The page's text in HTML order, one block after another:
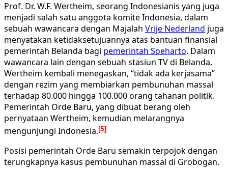
Prof. Dr. W.F. Wertheim, seorang Indonesianis yang juga
menjadi salah satu anggota komite Indonesia, dalam
sebuah wawancara dengan Majalah Vrije Nederland juga
menyatakan ketidaksetujuannya atas bantuan finansial
pemerintah Belanda bagi pemerintah Soeharto. Dalam
wawancara lain dengan sebuah stasiun TV di Belanda,
Wertheim kembali menegaskan, “tidak ada kerjasama”
dengan rezim yang membiarkan pembunuhan massal
terhadap 80.000 hingga 100.000 orang tahanan politik.
Pemerintah Orde Baru, yang dibuat berang oleh
pernyataan Wertheim, kemudian melarangnya
mengunjungi Indonesia.[5]
Posisi pemerintah Orde Baru semakin terpojok dengan
terungkapnya kasus pembunuhan massal di Grobogan.